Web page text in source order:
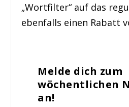
„Wortfilter“ auf das
ebenfalls einen Rabatt
Melde dich zum
wöchentlichen
an!